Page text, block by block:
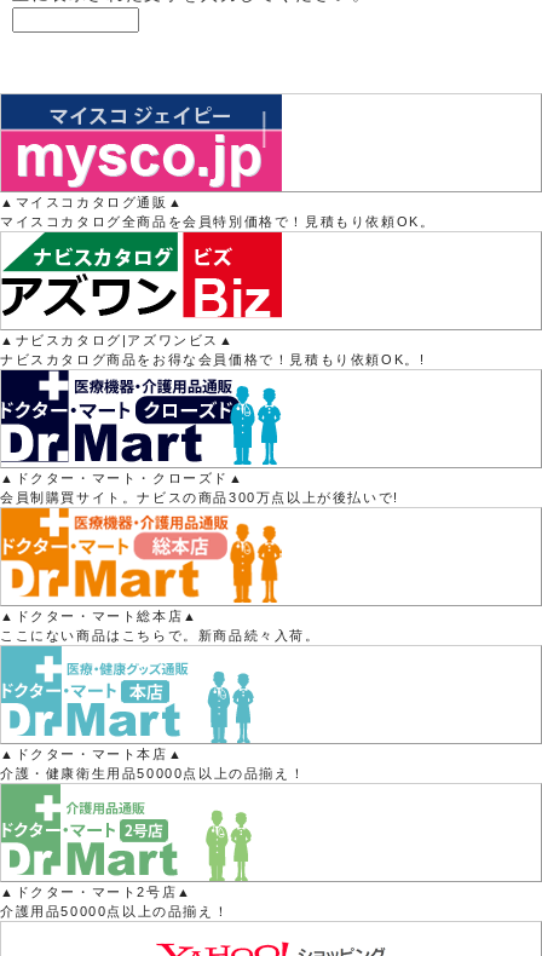
▲マイスコカタログ通販▲
マイスコカタログ全商品を会員特別価格で！見積もり依頼OK。
▲ナビスカタログ|アズワンビス▲
ナビスカタログ商品をお得な会員価格で！見積もり依頼OK。!
▲ドクター・マート・クローズド▲
会員制購買サイト。ナビスの商品300万点以上が後払いで!
▲ドクター・マート総本店▲
ここにない商品はこちらで。新商品続々入荷。
▲ドクター・マート本店▲
介護・健康衛生用品50000点以上の品揃え！
▲ドクター・マート2号店▲
介護用品50000点以上の品揃え！